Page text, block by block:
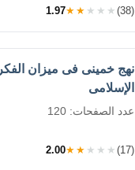
1.97★★★★★ (38)
نهج خمينى فى ميزان الفكر
الإسلامى
عدد الصفحات: 120
2.00★★★★★ (17)